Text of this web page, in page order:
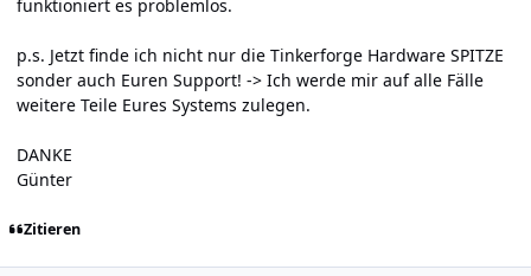
funktioniert es problemlos.
p.s. Jetzt finde ich nicht nur die Tinkerforge Hardware SPITZE
sonder auch Euren Support! -> Ich werde mir auf alle Fälle
weitere Teile Eures Systems zulegen.
DANKE
Günter
Zitieren